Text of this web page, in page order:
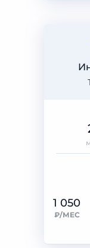
1 050
₽/МЕС